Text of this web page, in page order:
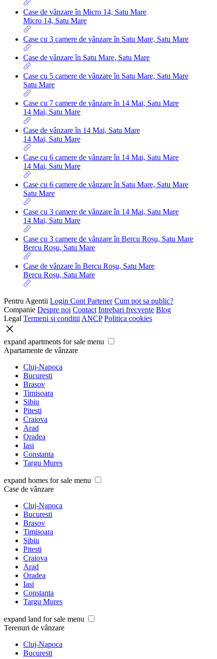
Case de vânzare în Micro 14, Satu Mare
Micro 14, Satu Mare
Case cu 3 camere de vânzare în Satu Mare, Satu Mare
Case de vânzare în Satu Mare, Satu Mare
Case cu 5 camere de vânzare în Satu Mare, Satu Mare
Satu Mare
Case cu 7 camere de vânzare în 14 Mai, Satu Mare
14 Mai, Satu Mare
Case de vânzare în 14 Mai, Satu Mare
14 Mai, Satu Mare
Case cu 6 camere de vânzare în 14 Mai, Satu Mare
14 Mai, Satu Mare
Case cu 6 camere de vânzare în Satu Mare, Satu Mare
Satu Mare
Case cu 3 camere de vânzare în 14 Mai, Satu Mare
14 Mai, Satu Mare
Case cu 3 camere de vânzare în Bercu Roșu, Satu Mare
Bercu Roșu, Satu Mare
Case de vânzare în Bercu Roșu, Satu Mare
Bercu Roșu, Satu Mare
Pentru Agentii Login Cont Partener Cum pot sa public?
Companie Despre noi Contact Intrebari frecvente Blog
Legal Termeni si conditiiANCP Politica cookies
expand apartments for sale menu
Apartamente de vânzare
Cluj-Napoca
Bucuresti
Brasov
Timisoara
Sibiu
Pitesti
Craiova
Arad
Oradea
Iasi
Constanta
Targu Mures
expand homes for sale menu
Case de vânzare
Cluj-Napoca
Bucuresti
Brasov
Timisoara
Sibiu
Pitesti
Craiova
Arad
Oradea
Iasi
Constanta
Targu Mures
expand land for sale menu
Terenuri de vânzare
Cluj-Napoca
Bucuresti